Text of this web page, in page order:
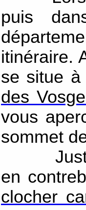
puis
itinéraire.
se situe
des
vous
sommet
Juste
en
clocher